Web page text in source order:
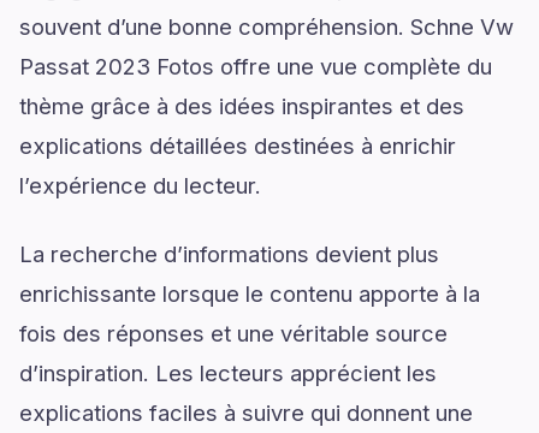
souvent d’une bonne compréhension. Schne Vw
Passat 2023 Fotos offre une vue complète du
thème grâce à des idées inspirantes et des
explications détaillées destinées à enrichir
l’expérience du lecteur.
La recherche d’informations devient plus
enrichissante lorsque le contenu apporte à la
fois des réponses et une véritable source
d’inspiration. Les lecteurs apprécient les
explications faciles à suivre qui donnent une